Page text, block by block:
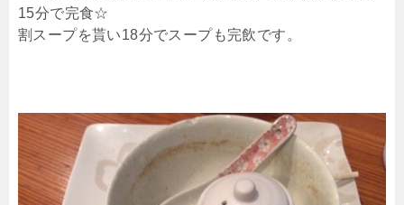
15分で完食☆
割スープを貰い18分でスープも完飲です。